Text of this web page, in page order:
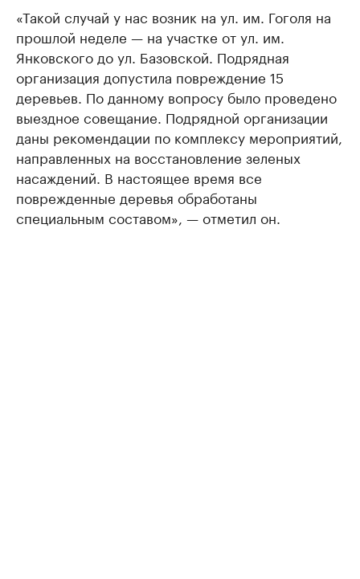
«Такой случай у нас возник на ул. им. Гоголя на
прошлой неделе — на участке от ул. им.
Янковского до ул. Базовской. Подрядная
организация допустила повреждение 15
деревьев. По данному вопросу было проведено
выездное совещание. Подрядной организации
даны рекомендации по комплексу мероприятий,
направленных на восстановление зеленых
насаждений. В настоящее время все
поврежденные деревья обработаны
специальным составом», — отметил он.